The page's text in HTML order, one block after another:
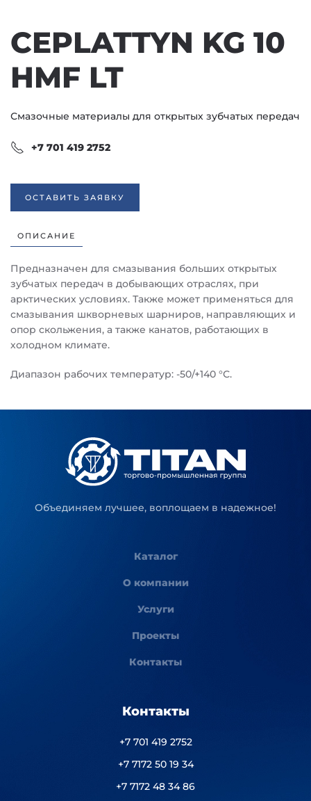
CEPLATTYN KG 10
HMF LT
Смазочные материалы для открытых зубчатых передач
+7 701 419 2752
ОСТАВИТЬ ЗАЯВКУ
ОПИСАНИЕ
Предназначен для смазывания больших открытых
зубчатых передач в добывающих отраслях, при
арктических условиях. Также может применяться для
смазывания шкворневых шарниров, направляющих и
опор скольжения, а также канатов, работающих в
холодном климате.
Диапазон рабочих температур: -50/+140 °С.
Объединяем лучшее, воплощаем в надежное!
Каталог
О компании
Услуги
Проекты
Контакты
Контакты
+7 701 419 2752
+7 7172 50 19 34
+7 7172 48 34 86